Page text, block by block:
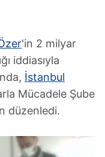
'in 2 milyar
iddiasıyla
İstanbul
Mücadele Şube
düzenledi.